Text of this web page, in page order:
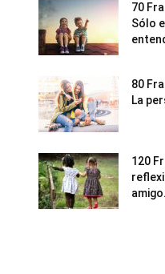
70
Sólo
80
La
120